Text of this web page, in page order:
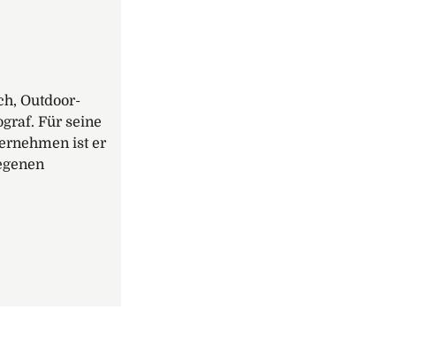
Outdoor-
Für seine
ist er